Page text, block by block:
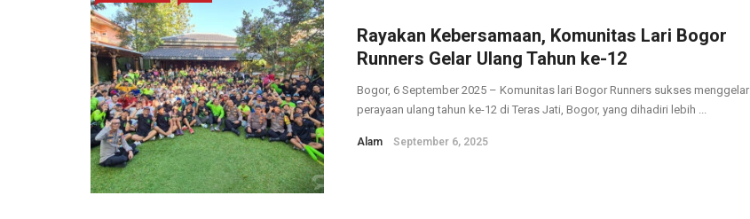
Rayakan Kebersamaan, Komunitas Lari Bogor
Runners Gelar Ulang Tahun ke-12
Bogor, 6 September 2025 – Komunitas lari Bogor Runners sukses menggelar
perayaan ulang tahun ke-12 di Teras Jati, Bogor, yang dihadiri lebih ...
Alam September 6, 2025